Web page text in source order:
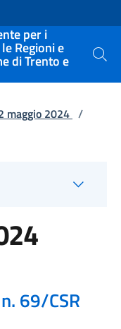
per i
Regioni e
di Trento e Cerca
maggio 2024 /
69/CSR